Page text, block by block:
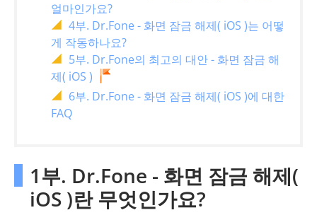
얼마인가요?
4부. Dr.Fone - 화면 잠금 해제( iOS )는 어떻
게 작동하나요?
5부. Dr.Fone의 최고의 대안 - 화면 잠금 해
제( iOS )
6부. Dr.Fone - 화면 잠금 해제( iOS )에 대한
FAQ
1부. Dr.Fone - 화면 잠금 해제(
iOS )란 무엇인가요?